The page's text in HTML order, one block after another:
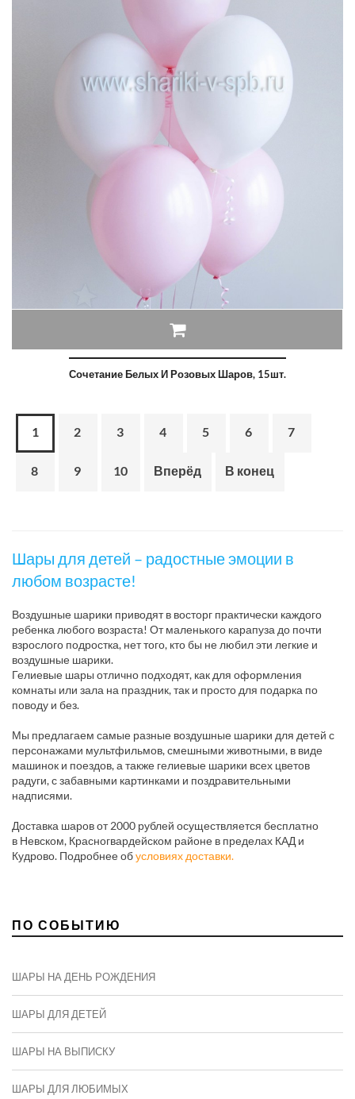
Сочетание Белых И Розовых Шаров, 15шт.
1 2 3 4 5 6 7
8 9 10 Вперёд В конец
Шары для детей – радостные эмоции в
любом возрасте!
Воздушные шарики приводят в восторг практически каждого
ребенка любого возраста! От маленького карапуза до почти
взрослого подростка, нет того, кто бы не любил эти легкие и
воздушные шарики.
Гелиевые шары отлично подходят, как для оформления
комнаты или зала на праздник, так и просто для подарка по
поводу и без.
Мы предлагаем самые разные воздушные шарики для детей с
персонажами мультфильмов, смешными животными, в виде
машинок и поездов, а также гелиевые шарики всех цветов
радуги, с забавными картинками и поздравительными
надписями.
Доставка шаров от 2000 рублей осуществляется бесплатно
в Невском, Красногвардейском районе в пределах КАД и
Кудрово. Подробнее обусловиях доставки.
ПО СОБЫТИЮ
ШАРЫ НА ДЕНЬ РОЖДЕНИЯ
ШАРЫ ДЛЯ ДЕТЕЙ
ШАРЫ НА ВЫПИСКУ
ШАРЫ ДЛЯ ЛЮБИМЫХ